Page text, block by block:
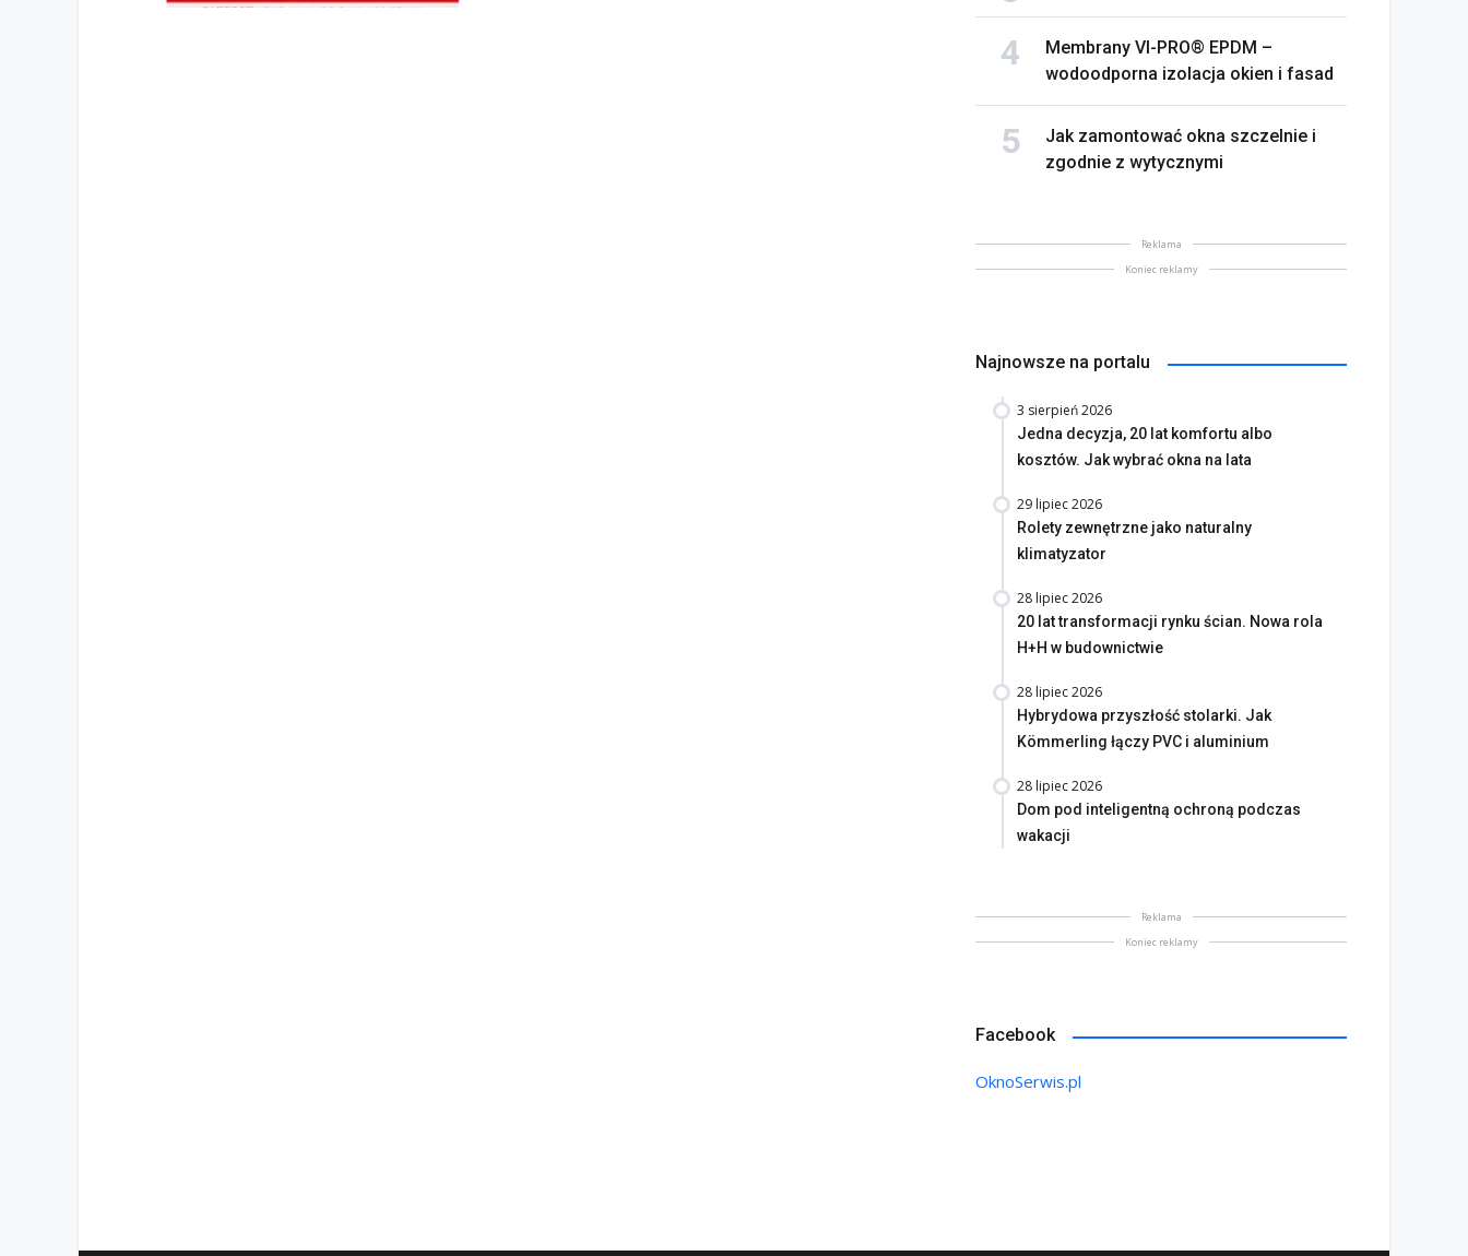
Membrany VI-PRO® EPDM –
wodoodporna izolacja okien i fasad
Jak zamontować okna szczelnie i
zgodnie z wytycznymi
Reklama
Koniec reklamy
Najnowsze na portalu
3 sierpień 2026
Jedna decyzja, 20 lat komfortu albo
kosztów. Jak wybrać okna na lata
29 lipiec 2026
Rolety zewnętrzne jako naturalny
klimatyzator
28 lipiec 2026
20 lat transformacji rynku ścian. Nowa rola
H+H w budownictwie
28 lipiec 2026
Hybrydowa przyszłość stolarki. Jak
Kömmerling łączy PVC i aluminium
28 lipiec 2026
Dom pod inteligentną ochroną podczas
wakacji
Reklama
Koniec reklamy
Facebook
OknoSerwis.pl